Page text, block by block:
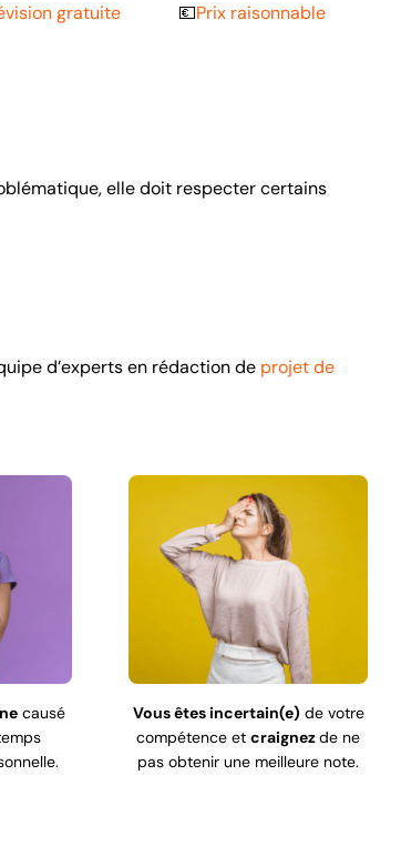
gratuite 💶Prix raisonnable
elle doit respecter certains
d’experts en rédaction de projet de
causé
Vous êtes incertain(e) de votre
compétence etcraignezde ne
pas obtenir une meilleure note.